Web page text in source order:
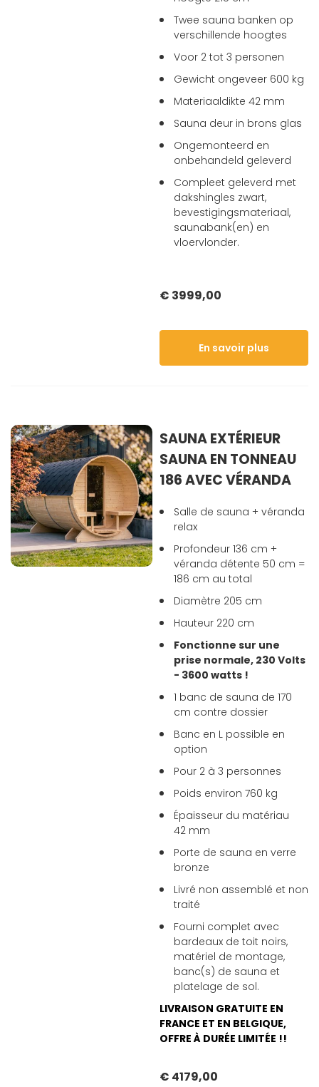
Twee sauna banken op
verschillende hoogtes
Voor 2 tot 3 personen
Gewicht ongeveer 600 kg
Materiaaldikte 42 mm
Sauna deur in brons glas
Ongemonteerd en
onbehandeld geleverd
Compleet geleverd met
dakshingles zwart,
bevestigingsmateriaal,
saunabank(en) en
vloervlonder.
€ 3999,00
En savoir plus
SAUNA EXTÉRIEUR
SAUNA EN TONNEAU
186 AVEC VÉRANDA
Salle de sauna + véranda
relax
Profondeur 136 cm +
véranda détente 50 cm =
186 cm au total
Diamètre 205 cm
Hauteur 220 cm
Fonctionne sur une
prise normale, 230 Volts
- 3600 watts !
1 banc de sauna de 170
cm contre dossier
Banc en L possible en
option
Pour 2 à 3 personnes
Poids environ 760 kg
Épaisseur du matériau
42 mm
Porte de sauna en verre
bronze
Livré non assemblé et non
traité
Fourni complet avec
bardeaux de toit noirs,
matériel de montage,
banc(s) de sauna et
platelage de sol.
LIVRAISON GRATUITE EN
FRANCE ET EN BELGIQUE,
OFFRE À DURÉE LIMITÉE !!
€ 4179,00